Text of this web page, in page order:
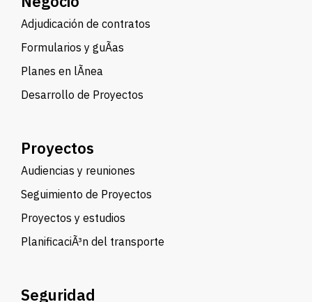
Adjudicación de contratos
Formularios y guÃ­as
Planes en lÃ­nea
Desarrollo de Proyectos
Proyectos
Audiencias y reuniones
Seguimiento de Proyectos
Proyectos y estudios
PlanificaciÃ³n del transporte
Seguridad